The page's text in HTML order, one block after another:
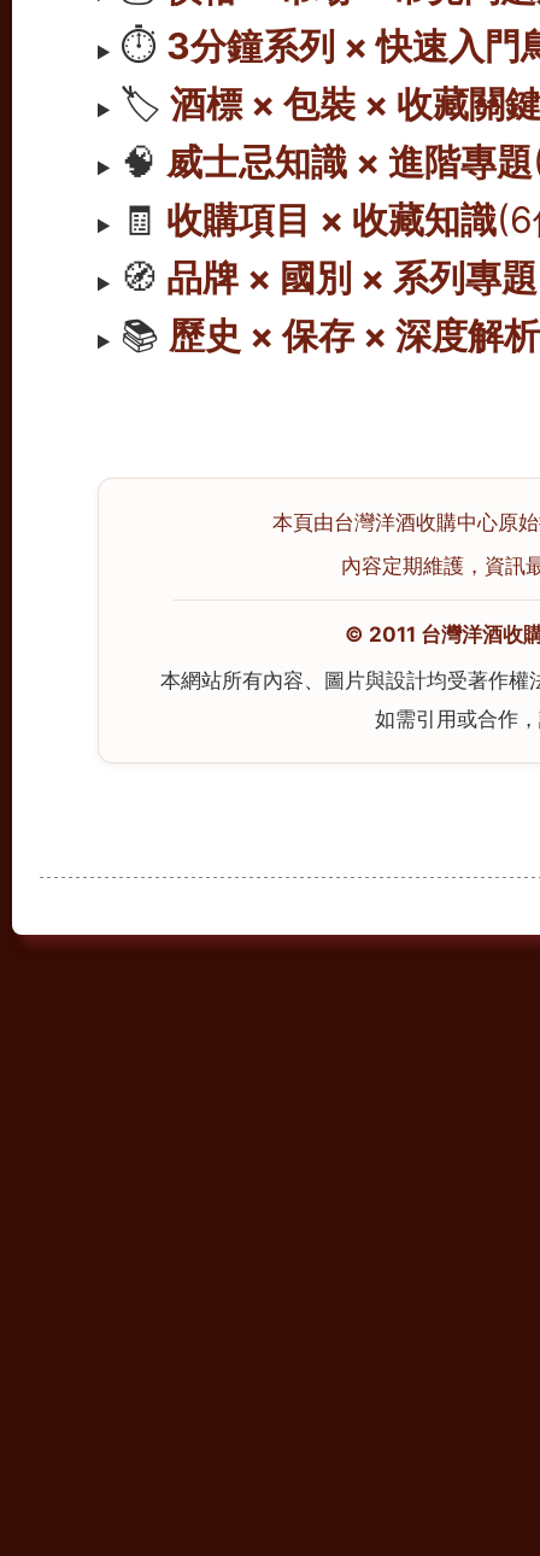
⏱️ 3分鐘系列 × 快速入門
🏷️酒標 × 包裝 × 收藏關
🧠 威士忌知識 × 進階專題
🧾 收購項目 × 收藏知識
🧭 品牌 × 國別 × 系列專題
📚 歷史 × 保存 × 深度解析
本頁由台灣洋酒收購中心原
內容定期維護，資訊
© 2011 台灣洋酒收
本網站所有內容、圖片與設計均受著作
如需引用或合作